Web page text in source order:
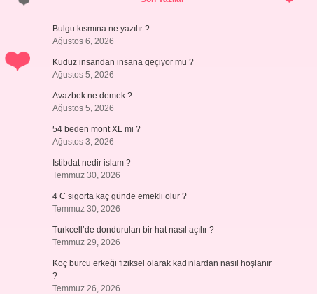
Bulgu kısmına ne yazılır ?
Ağustos 6, 2026
Kuduz insandan insana geçiyor mu ?
Ağustos 5, 2026
Avazbek ne demek ?
Ağustos 5, 2026
54 beden mont XL mi ?
Ağustos 3, 2026
Istibdat nedir islam ?
Temmuz 30, 2026
4 C sigorta kaç günde emekli olur ?
Temmuz 30, 2026
Turkcell’de dondurulan bir hat nasıl açılır ?
Temmuz 29, 2026
Koç burcu erkeği fiziksel olarak kadınlardan nasıl hoşlanır
?
Temmuz 26, 2026